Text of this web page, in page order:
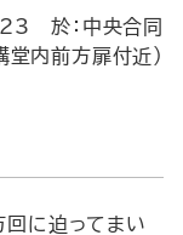
於：中央合同
内前方扉付近）
に迫ってまい